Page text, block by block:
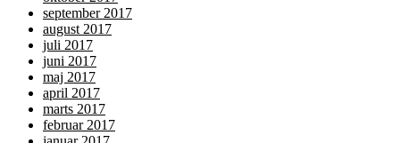
september 2017
august 2017
juli 2017
juni 2017
maj 2017
april 2017
marts 2017
februar 2017